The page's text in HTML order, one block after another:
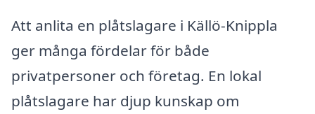
Att anlita en plåtslagare i Källö-Knippla
ger många fördelar för både
privatpersoner och företag. En lokal
plåtslagare har djup kunskap om